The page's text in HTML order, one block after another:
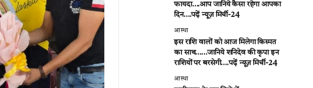
फायदा….आप जानिये कैसा रहेगा आपका
दिन….पढ़ें न्यूज़ मिर्ची-24
आस्था
इस राशि वालों को आज मिलेगा किस्मत
का साथ……जानिये शनिदेव की कृपा इन
राशियों पर बरसेगी….पढ़ें न्यूज़ मिर्ची-24
आस्था